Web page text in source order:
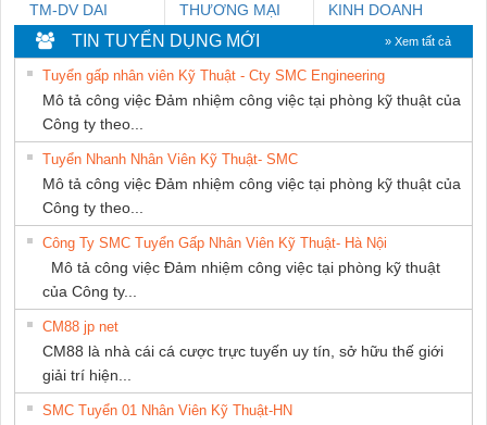
TM-DV DAI
DONG THANH
THƯƠNG MẠI
THIÊN ÂN VIỆT
NAM
KINH DOANH
DỊCH VỤ XNK
PHƯƠNG NAM
TIN TUYỂN DỤNG MỚI » Xem tất cả
Tuyển gấp nhân viên Kỹ Thuật - Cty SMC Engineering
Mô tả công việc Đảm nhiệm công việc tại phòng kỹ thuật của
Công ty theo...
Tuyển Nhanh Nhân Viên Kỹ Thuật- SMC
Mô tả công việc Đảm nhiệm công việc tại phòng kỹ thuật của
Công ty theo...
Công Ty SMC Tuyển Gấp Nhân Viên Kỹ Thuật- Hà Nội
Mô tả công việc Đảm nhiệm công việc tại phòng kỹ thuật
của Công ty...
CM88 jp net
CM88 là nhà cái cá cược trực tuyến uy tín, sở hữu thế giới
giải trí hiện...
SMC Tuyển 01 Nhân Viên Kỹ Thuật-HN